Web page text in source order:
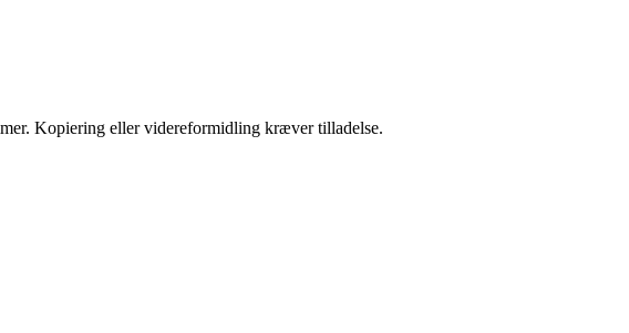
Kopiering eller videreformidling kræver tilladelse.